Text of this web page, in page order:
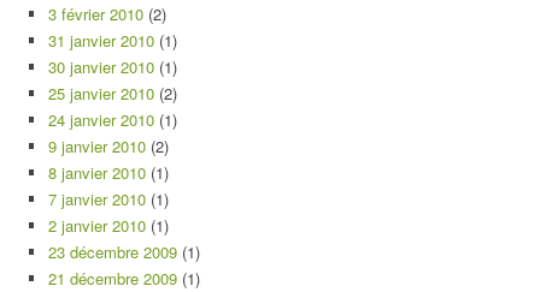
3 février 2010 (2)
31 janvier 2010 (1)
30 janvier 2010 (1)
25 janvier 2010 (2)
24 janvier 2010 (1)
9 janvier 2010 (2)
8 janvier 2010 (1)
7 janvier 2010 (1)
2 janvier 2010 (1)
23 décembre 2009 (1)
21 décembre 2009 (1)